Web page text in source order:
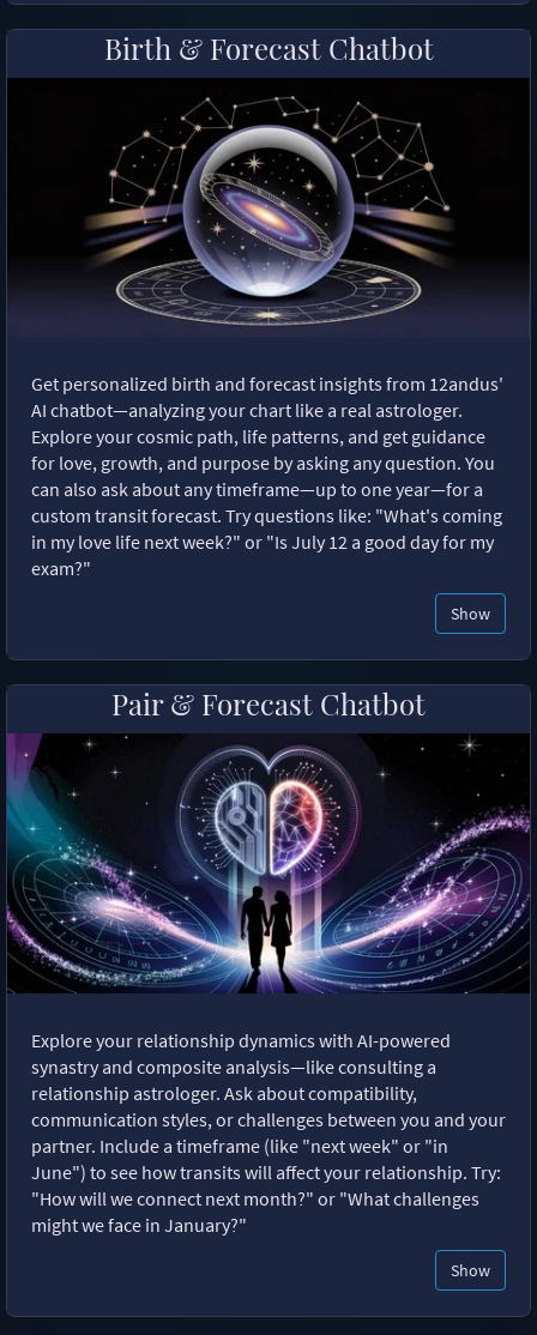
Birth & Forecast Chatbot
Get personalized birth and forecast insights from 12andus'
AI chatbot—analyzing your chart like a real astrologer.
Explore your cosmic path, life patterns, and get guidance
for love, growth, and purpose by asking any question. You
can also ask about any timeframe—up to one year—for a
custom transit forecast. Try questions like: "What's coming
in my love life next week?" or "Is July 12 a good day for my
exam?"
Show
Pair & Forecast Chatbot
Explore your relationship dynamics with AI-powered
synastry and composite analysis—like consulting a
relationship astrologer. Ask about compatibility,
communication styles, or challenges between you and your
partner. Include a timeframe (like "next week" or "in
June") to see how transits will affect your relationship. Try:
"How will we connect next month?" or "What challenges
might we face in January?"
Show